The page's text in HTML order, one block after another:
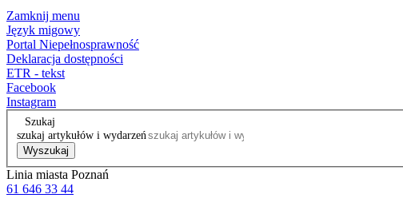
Zamknij menu
Język migowy
Portal Niepełnosprawność
Deklaracja dostępności
ETR - tekst
Facebook
Instagram
Szukaj
szukaj artykułów i wydarzeń
Wyszukaj
Linia miasta Poznań
61 646 33 44